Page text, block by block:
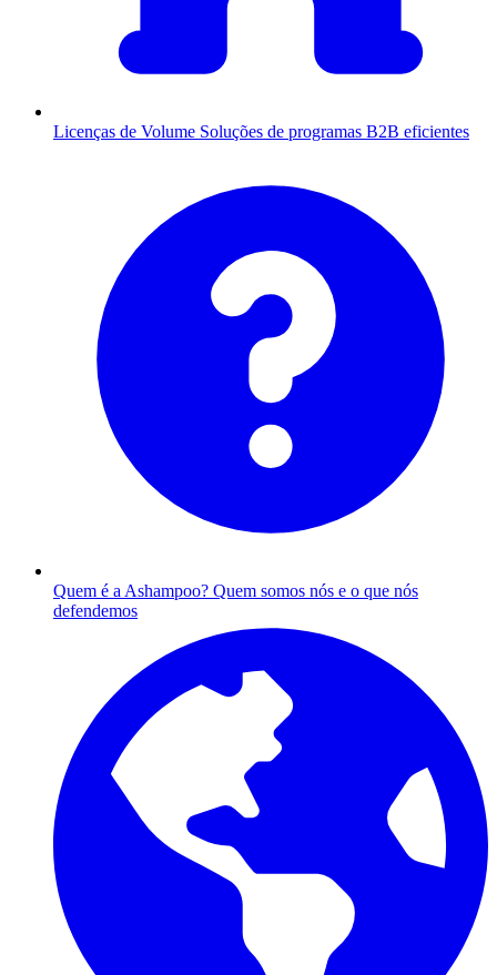
Licenças de Volume Soluções de programas B2B eficientes
Quem é a Ashampoo? Quem somos nós e o que nós
defendemos